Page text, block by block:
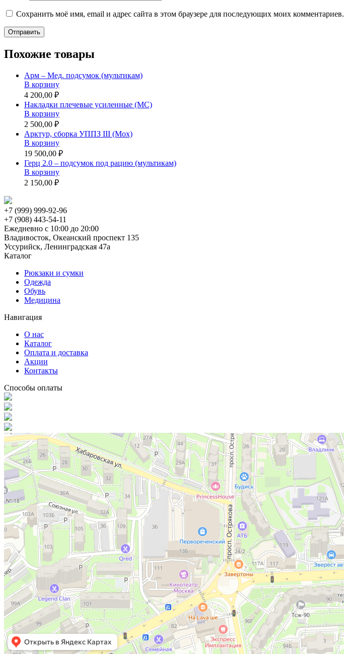
Сохранить моё имя, email и адрес сайта в этом браузере для последующих моих комментариев.
Похожие товары
Арм – Мед. подсумок (мультикам)
В корзину
4 200,00 ₽
Накладки плечевые усиленные (MC)
В корзину
2 500,00 ₽
Арктур, сборка УППЗ III (Мох)
В корзину
19 500,00 ₽
Герц 2.0 – подсумок под рацию (мультикам)
В корзину
2 150,00 ₽
+7 (999) 999-92-96
+7 (908) 443-54-11
Ежедневно с 10:00 до 20:00
Владивосток, Океанский проспект 135
Уссурийск, Ленинградская 47а
Каталог
Рюкзаки и сумки
Одежда
Обувь
Медицина
Навигация
О нас
Каталог
Оплата и доставка
Акции
Контакты
Способы оплаты